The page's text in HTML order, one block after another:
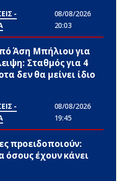
-
08/08/2026
20:03
Άση Μπήλιου για
Σταθμός για 4
δεν θα μείνει ίδιο
-
08/08/2026
19:45
πpοειδοποιούν:
όσους έχουν κάνει